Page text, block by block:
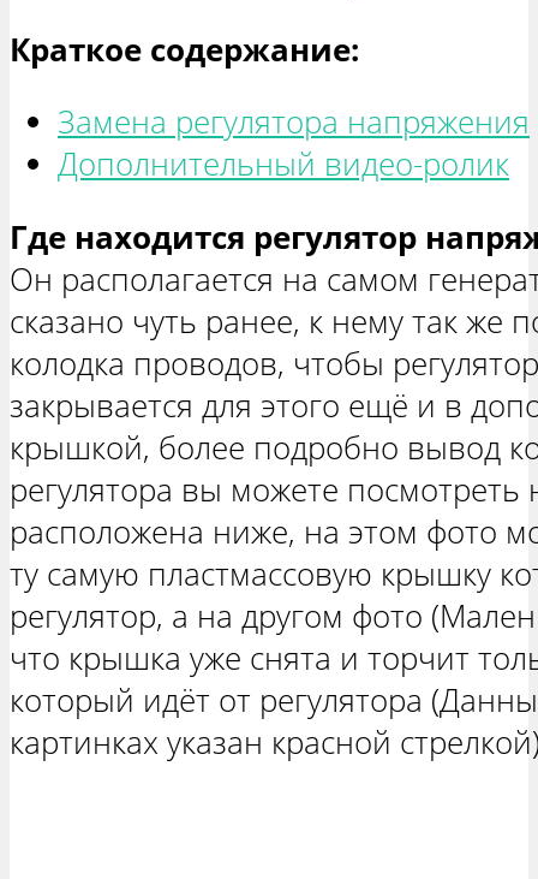
Краткое содержание:
Замена регулятора напряжения
Дополнительный видео-ролик
Где находится регулятор
Он располагается на самом
сказано чуть ранее, к нему так же
колодка проводов, чтобы
закрывается для этого ещё и в
крышкой, более подробно вывод
регулятора вы можете посмотреть
расположена ниже, на этом фото
ту самую пластмассовую крышку
регулятор, а на другом фото
что крышка уже снята и торчит
который идёт от регулятора
картинках указан красной